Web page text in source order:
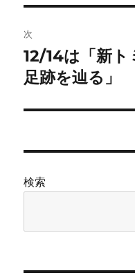
ビ
ゲ
ー
シ
ン
稿:
次
次
の
稿:
12/14は「新
足跡を辿る」
検索